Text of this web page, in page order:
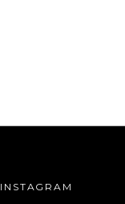
INSTAGRAM